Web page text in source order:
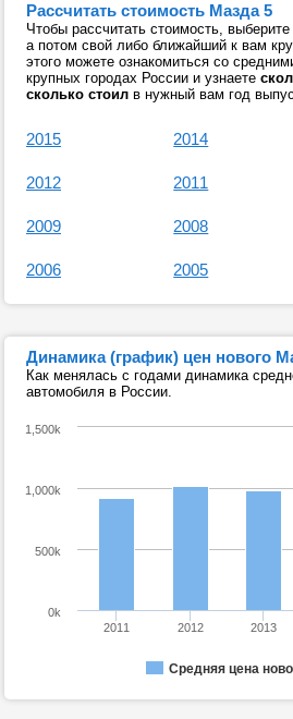
Рассчитать стоимость Мазда 5
Чтобы рассчитать стоимость,
а потом свой либо ближайший к вам
этого можете ознакомиться со
крупных городах России и узнаете
сколько стоил в нужный вам год
2015 2014
2012 2011
2009 2008
2006 2005
Динамика (график) цен нового
Как менялась с годами динамика
автомобиля в России.
Средняя цена
2011 2012 2013
0k
500k
1,000k
1,500k